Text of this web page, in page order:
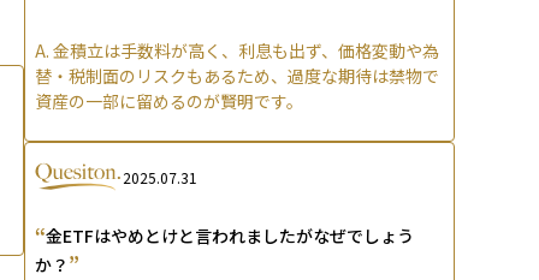
A. 金積立は手数料が高く、利息も出ず、価格変動や為
替・税制面のリスクもあるため、過度な期待は禁物で
資産の一部に留めるのが賢明です。
2025.07.31
“金ETFはやめとけと言われましたがなぜでしょう
か？ ”